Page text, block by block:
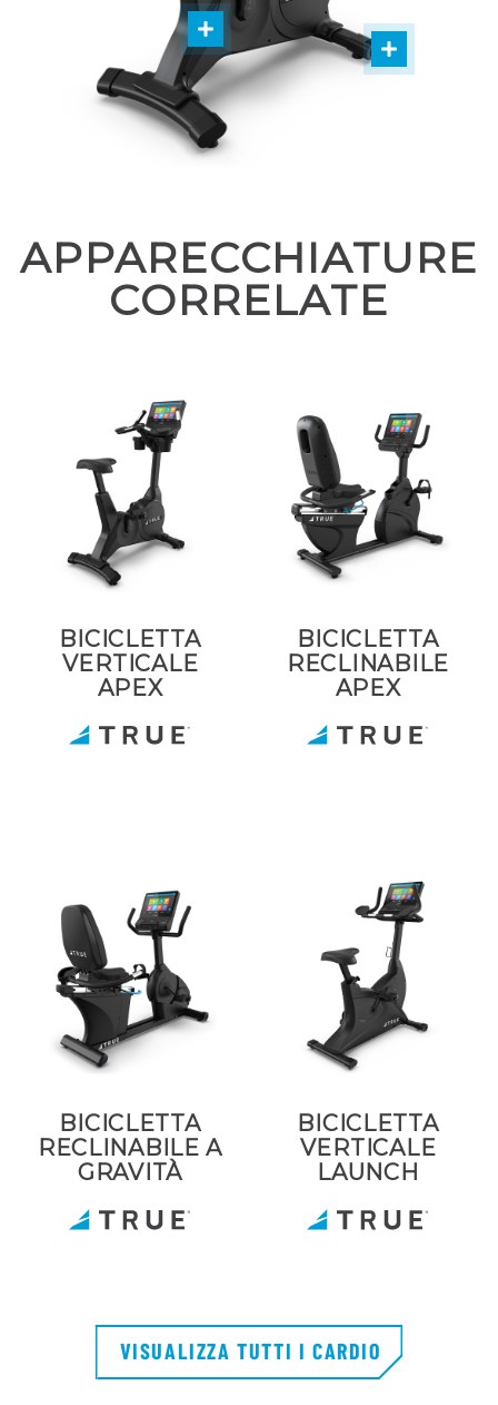
APPARECCHIATURE
CORRELATE
BICICLETTA
VERTICALE
APEX
BICICLETTA
RECLINABILE
APEX
BICICLETTA
RECLINABILE A
GRAVITÀ
BICICLETTA
VERTICALE
LAUNCH
VISUALIZZA TUTTI I CARDIO